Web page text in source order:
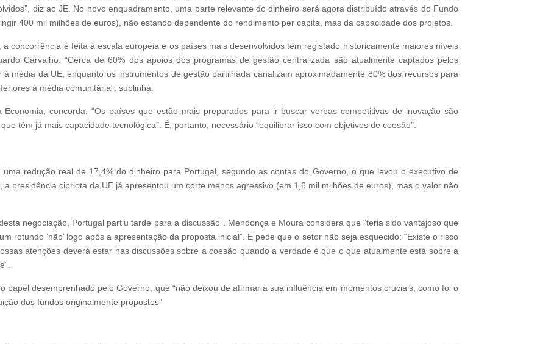
diz ao JE. No novo enquadramento, uma parte relevante do dinheiro será agora distribuído através do Fundo
400 mil milhões de euros), não estando dependente do rendimento per capita, mas da capacidade dos projetos.
a concorrência é feita à escala europeia e os países mais desenvolvidos têm registado historicamente maiores níveis
Carvalho. “Cerca de 60% dos apoios dos programas de gestão centralizada são atualmente captados pelos
média da UE, enquanto os instrumentos de gestão partilhada canalizam aproximadamente 80% dos recursos para
à média comunitária”, sublinha.
concorda: “Os países que estão mais preparados para ir buscar verbas competitivas de inovação são
têm já mais capacidade tecnológica”. É, portanto, necessário “equilibrar isso com objetivos de coesão”.
redução real de 17,4% do dinheiro para Portugal, segundo as contas do Governo, o que levou o executivo de
presidência cipriota da UE já apresentou um corte menos agressivo (em 1,6 mil milhões de euros), mas o valor não
negociação, Portugal partiu tarde para a discussão”. Mendonça e Moura considera que “teria sido vantajoso que
rotundo ‘não’ logo após a apresentação da proposta inicial”. E pede que o setor não seja esquecido: “Existe o risco
atenções deverá estar nas discussões sobre a coesão quando a verdade é que o que atualmente está sobre a
papel desemprenhado pelo Governo, que “não deixou de afirmar a sua influência em momentos cruciais, como foi o
dos fundos originalmente propostos”